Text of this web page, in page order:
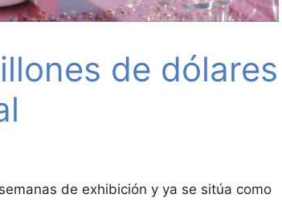
de dólares
de exhibición y ya se sitúa como